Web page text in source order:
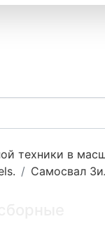
техники в
Самосвал